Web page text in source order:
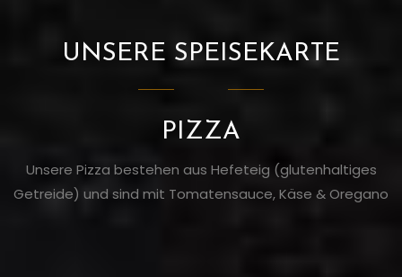
UNSERE SPEISEKARTE
PIZZA
Unsere Pizza bestehen aus Hefeteig (glutenhaltiges
Getreide) und sind mit Tomatensauce, Käse & Oregano